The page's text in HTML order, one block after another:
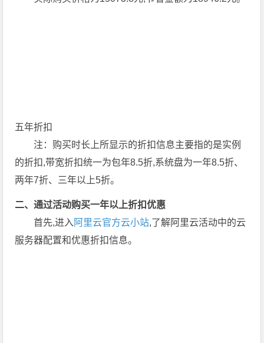
五年折扣
注：购买时长上所显示的折扣信息主要指的是实例
的折扣,带宽折扣统一为包年8.5折,系统盘为一年8.5折、
两年7折、三年以上5折。
二、通过活动购买一年以上折扣优惠
首先,进入 阿里云官方云小站,了解阿里云活动中的云
服务器配置和优惠折扣信息。